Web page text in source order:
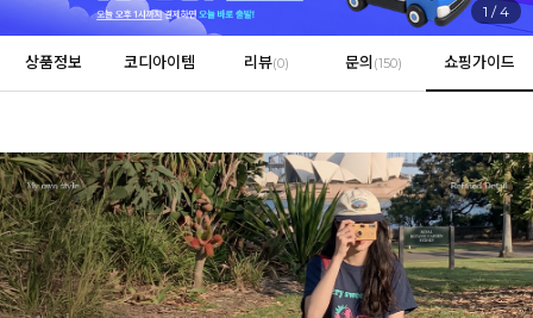
2 /4
상품정보 코디아이템 리뷰(0) 문의 (150) 쇼핑가이드